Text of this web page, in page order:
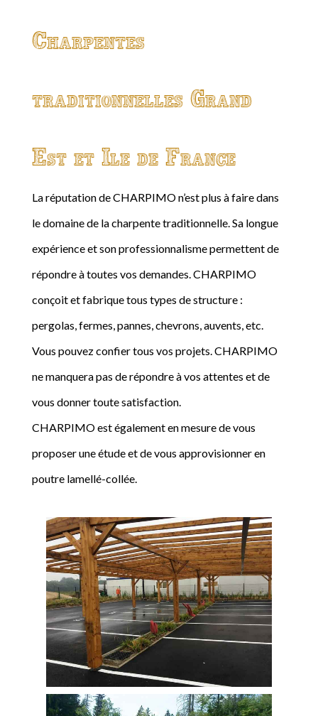
Charpentes
traditionnelles Grand
Est et Ile de France
La réputation de CHARPIMO n’est plus à faire dans
le domaine de la charpente traditionnelle. Sa longue
expérience et son professionnalisme permettent de
répondre à toutes vos demandes. CHARPIMO
conçoit et fabrique tous types de structure :
pergolas, fermes, pannes, chevrons, auvents, etc.
Vous pouvez confier tous vos projets. CHARPIMO
ne manquera pas de répondre à vos attentes et de
vous donner toute satisfaction.
CHARPIMO est également en mesure de vous
proposer une étude et de vous approvisionner en
poutre lamellé-collée.